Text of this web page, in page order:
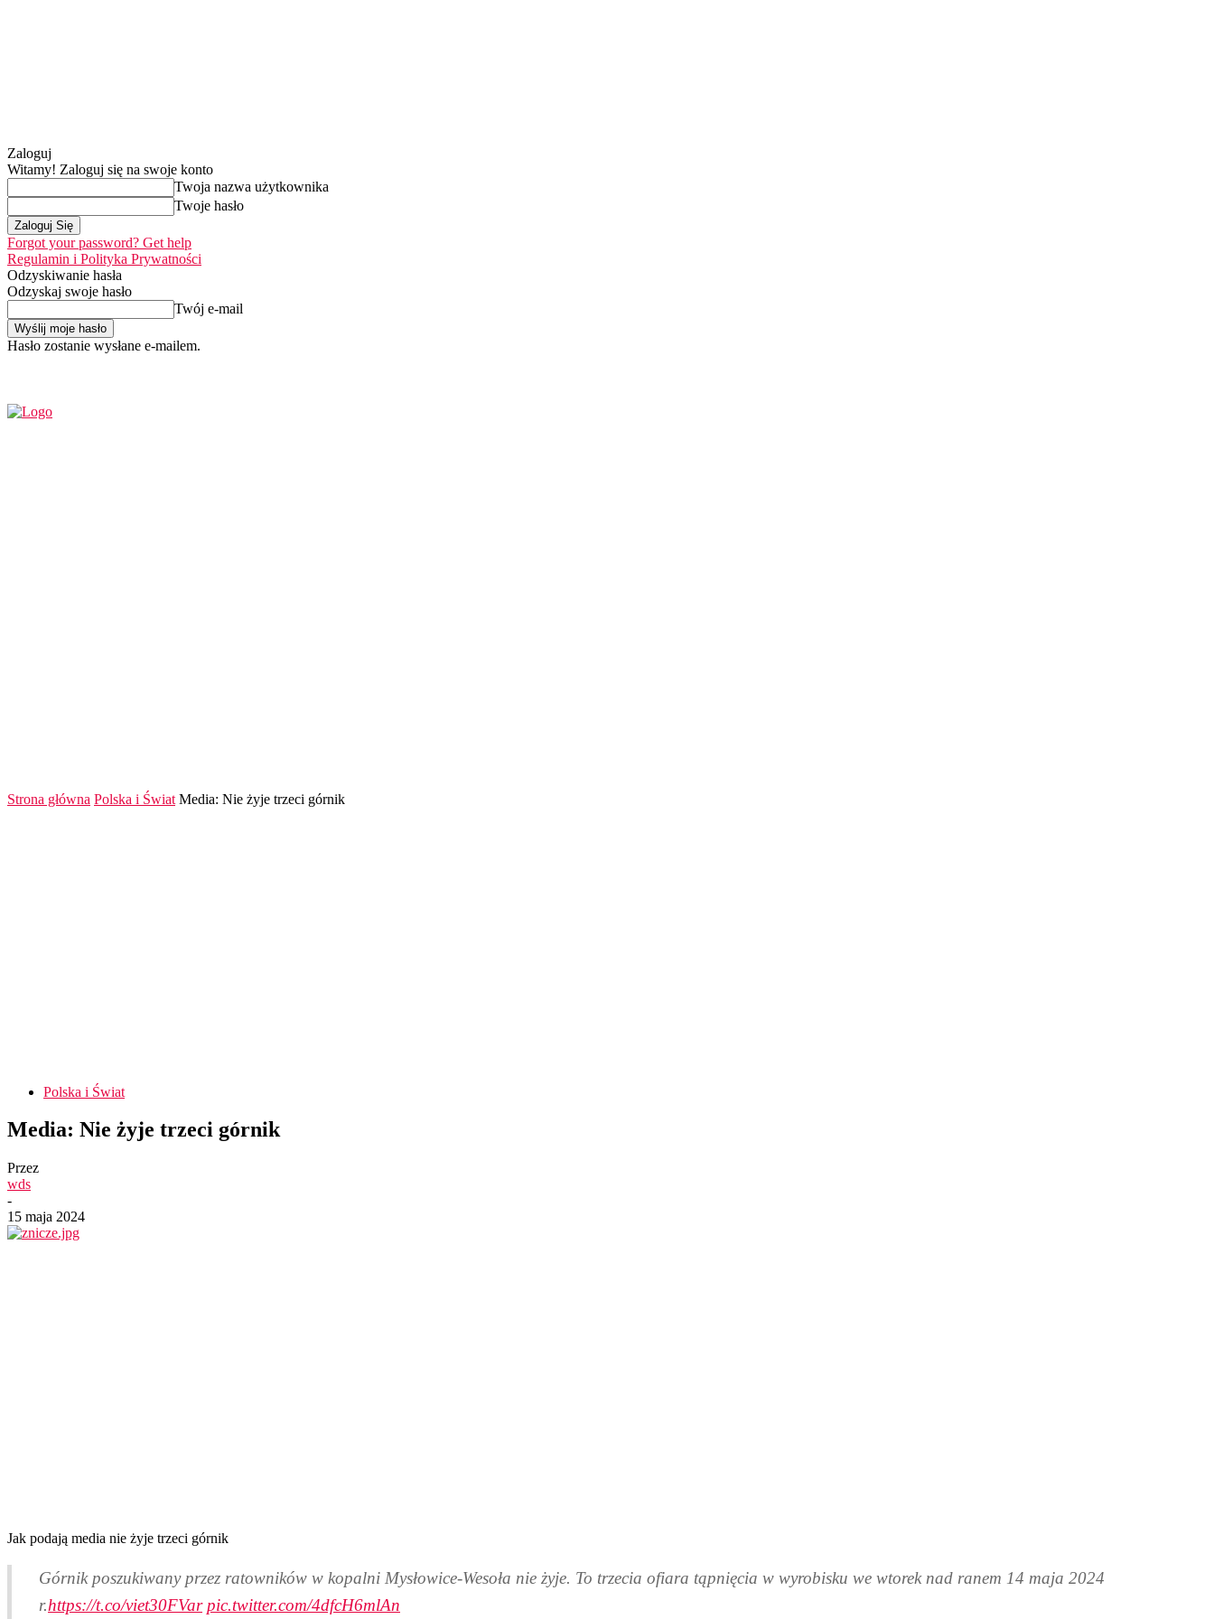
Zaloguj
Witamy! Zaloguj się na swoje konto
Twoja nazwa użytkownika
Twoje hasło
Forgot your password? Get help
Regulamin i Polityka Prywatności
Odzyskiwanie hasła
Odzyskaj swoje hasło
Twój e-mail
Hasło zostanie wysłane e-mailem.
Strona główna Polska i Świat Media: Nie żyje trzeci górnik
Polska i Świat
Media: Nie żyje trzeci górnik
Przez
wds
-
15 maja 2024
Jak podają media nie żyje trzeci górnik
Górnik poszukiwany przez ratowników w kopalni Mysłowice-Wesoła nie żyje. To trzecia ofiara tąpnięcia w wyrobisku we wtorek nad ranem 14 maja 2024
r.https://t.co/viet30FVar pic.twitter.com/4dfcH6mlAn